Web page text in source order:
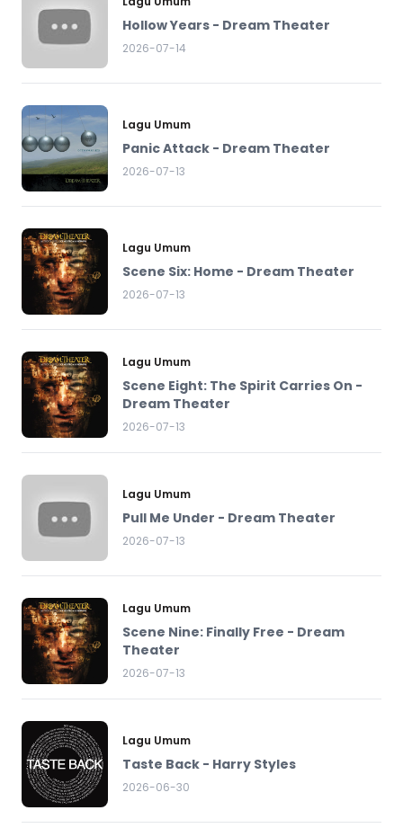
Hollow Years - Dream Theater
2026-07-14
Lagu Umum
Panic Attack - Dream Theater
2026-07-13
Lagu Umum
Scene Six: Home - Dream Theater
2026-07-13
Lagu Umum
Scene Eight: The Spirit Carries On -
Dream Theater
2026-07-13
Lagu Umum
Pull Me Under - Dream Theater
2026-07-13
Lagu Umum
Scene Nine: Finally Free - Dream
Theater
2026-07-13
Lagu Umum
Taste Back - Harry Styles
2026-06-30